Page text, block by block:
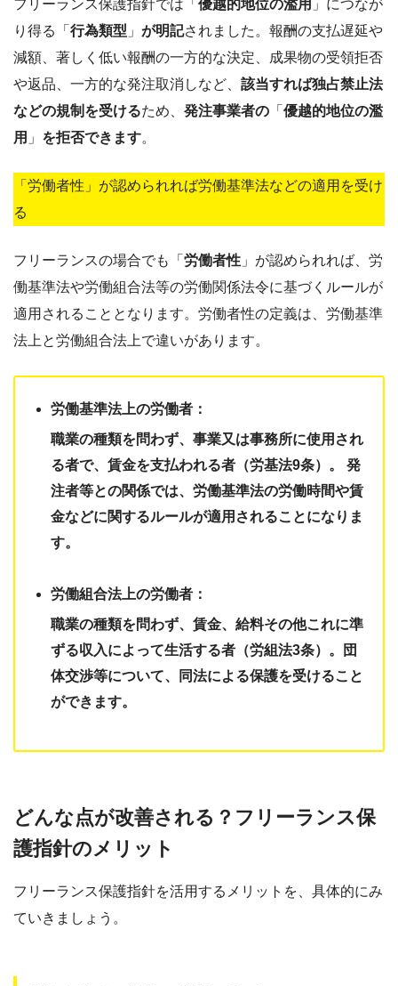
フリーランス保護指針では「 優越的地位の濫用 」につなが
り得る「 行為類型 」 が明記されました。報酬の支払遅延や
減額、著しく低い報酬の一方的な決定、成果物の受領拒否
や返品、一方的な発注取消しなど、 該当すれば独占禁止法
などの規制を受けるため、 発注事業者の 「 優越的地位の濫
用 」 を拒否できます。
「労働者性」が認められれば労働基準法などの適用を受け
る
フリーランスの場合でも「 労働者性 」が認められれば、労
働基準法や労働組合法等の労働関係法令に基づくルールが
適用されることとなります。労働者性の定義は、労働基準
法上と労働組合法上で違いがあります。
労働基準法上の労働者：
職業の種類を問わず、事業又は事務所に使用され
る者で、賃金を支払われる者（労基法9条）。 発
注者等との関係では、労働基準法の労働時間や賃
金などに関するルールが適用されることになりま
す。
労働組合法上の労働者：
職業の種類を問わず、賃金、給料その他これに準
ずる収入によって生活する者（労組法3条）。団
体交渉等について、同法による保護を受けること
ができます。
どんな点が改善される？フリーランス保
護指針のメリット
フリーランス保護指針を活用するメリットを、具体的にみ
ていきましょう。